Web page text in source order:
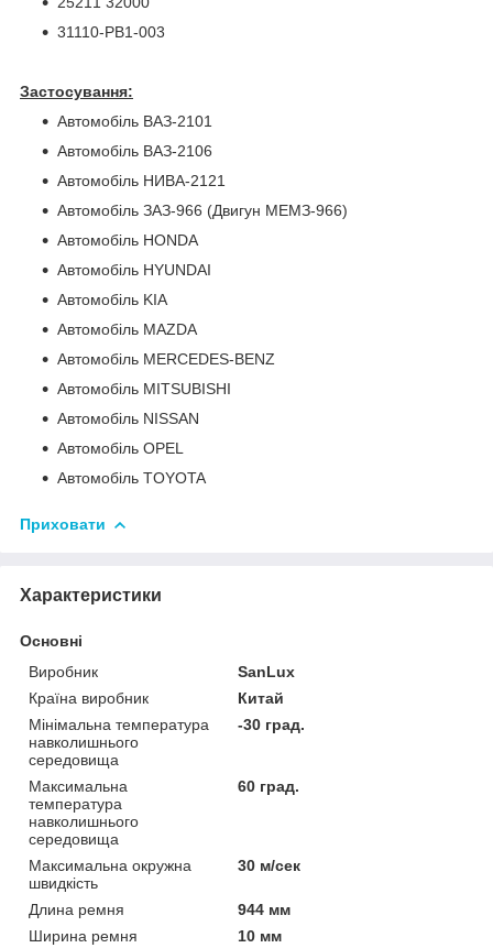
31110-PB1-003
Застосування:
Автомобіль ВАЗ-2101
Автомобіль ВАЗ-2106
Автомобіль НИВА-2121
Автомобіль ЗАЗ-966 (Двигун МЕМЗ-966)
Автомобіль HONDA
Автомобіль HYUNDAI
Автомобіль KIA
Автомобіль MAZDA
Автомобіль MERCEDES-BENZ
Автомобіль MITSUBISHI
Автомобіль NISSAN
Автомобіль OPEL
Автомобіль TOYOTA
Приховати
Характеристики
Основні
Виробник
SanLux
Країна виробник
Китай
Мінімальна температура
навколишнього
середовища
-30 град.
Максимальна
температура
навколишнього
середовища
60 град.
Максимальна окружна
швидкість
30 м/сек
Длина ремня
944 мм
Ширина ремня
10 мм